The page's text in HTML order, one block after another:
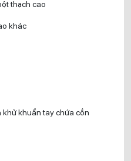
thạch cao
khác
khuẩn tay chứa cồn